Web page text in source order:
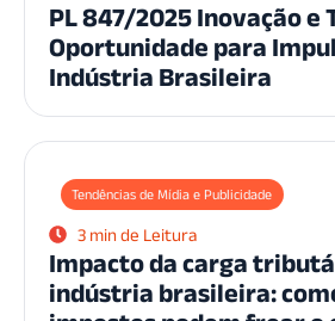
PL 847/2025 Inovação e
Oportunidade para
Indústria Brasileira
Tendências de Mídia e Publicidade
3 min de Leitura
Impacto da carga
indústria brasileira: